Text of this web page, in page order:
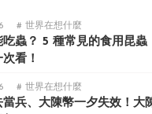
# 世界在想什麼
吃蟲？ 5 種常見的食用昆蟲
看！
# 世界在想什麼
兵、大陳幣一夕失效！大